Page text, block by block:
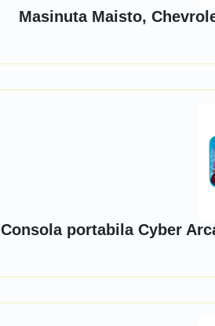
Masinuta Maisto,
Consola portabila Cyber